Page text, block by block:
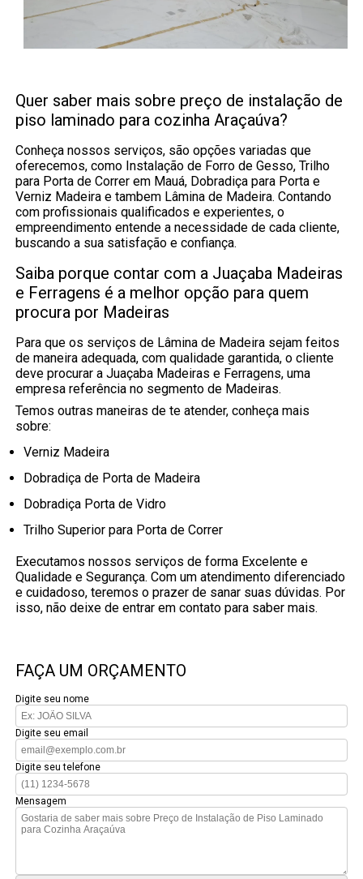
Quer saber mais sobre preço de instalação de
piso laminado para cozinha Araçaúva?
Conheça nossos serviços, são opções variadas que
oferecemos, como Instalação de Forro de Gesso, Trilho
para Porta de Correr em Mauá, Dobradiça para Porta e
Verniz Madeira e tambem Lâmina de Madeira. Contando
com profissionais qualificados e experientes, o
empreendimento entende a necessidade de cada cliente,
buscando a sua satisfação e confiança.
Saiba porque contar com a Juaçaba Madeiras
e Ferragens é a melhor opção para quem
procura por Madeiras
Para que os serviços de Lâmina de Madeira sejam feitos
de maneira adequada, com qualidade garantida, o cliente
deve procurar a Juaçaba Madeiras e Ferragens, uma
empresa referência no segmento de Madeiras.
Temos outras maneiras de te atender, conheça mais
sobre:
Verniz Madeira
Dobradiça de Porta de Madeira
Dobradiça Porta de Vidro
Trilho Superior para Porta de Correr
Executamos nossos serviços de forma Excelente e
Qualidade e Segurança. Com um atendimento diferenciado
e cuidadoso, teremos o prazer de sanar suas dúvidas. Por
isso, não deixe de entrar em contato para saber mais.
FAÇA UM ORÇAMENTO
Digite seu nome
Digite seu email
Digite seu telefone
Mensagem